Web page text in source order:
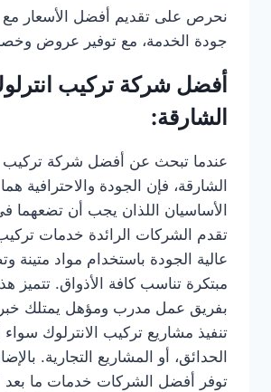
نحرص على تقديم أفضل الأسعار
جودة الخدمة، مع توفير عروض
أفضل شركة تركيب
الشارقة:
عندما تبحث عن أفضل شركة تركيب
الشارقة، فإن الجودة والاحترافية هما
الأساسيان اللذان يجب أن تضعهما في
تقدم الشركات الرائدة خدمات
عالية الجودة باستخدام مواد متينة
مبتكرة تناسب كافة الأذواق. تتميز
بفريق عمل مدرب ومؤهل يمتلك
تنفيذ مشاريع تركيب الانترلوك سواء
الحدائق، أو المشاريع التجارية.
توفر أفضل الشركات خدمات ما بعد